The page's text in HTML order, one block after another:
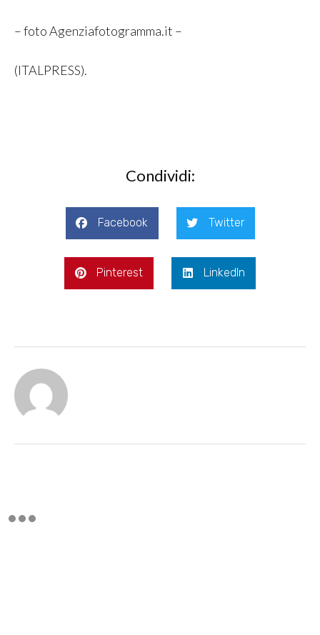
– foto Agenziafotogramma.it –
(ITALPRESS).
Condividi:
Facebook Twitter
Pinterest LinkedIn